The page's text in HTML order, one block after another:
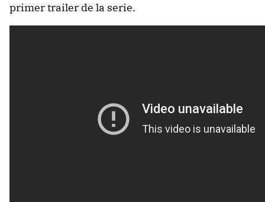
primer trailer de la serie.